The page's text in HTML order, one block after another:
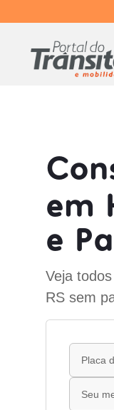
em
e
Veja
RS sem